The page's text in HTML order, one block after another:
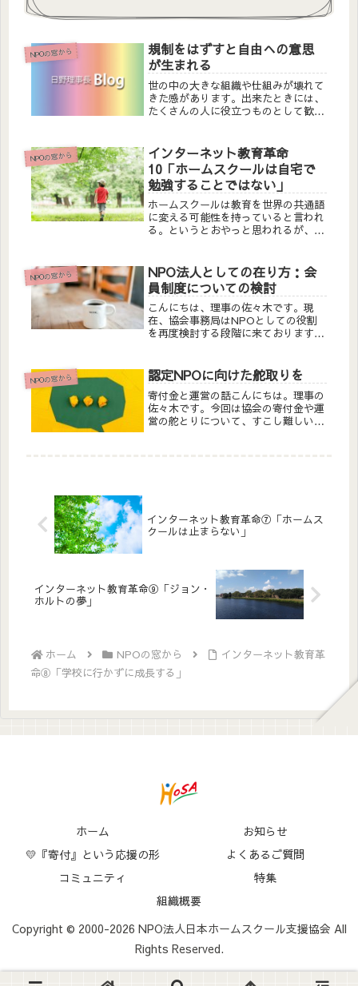
NPOの窓から
規制をはずすと自由への意思
が生まれる
世の中の大きな組織や仕組みが壊れて
きた感があります。出来たときには、
たくさんの人に役立つものとして歓迎
仕組みを維持することが目的となって
しまい、世の中に役に立っているのか
い...
NPOの窓から
インターネット教育革命
10「ホームスクールは自宅で
勉強することではない」
ホームスクールは教育を世界の共通語
に変える可能性を持っていると言われ
る。というとおやっと思われるが、教
上で話し合われる可能性があるという
ことなのである。つまり、国を超えて
ホ...
NPOの窓から
NPO法人としての在り方：会
員制度についての検討
こんにちは、理事の佐々木です。現
在、協会事務局はNPOとしての役割
を再度検討する段階に来ております。
向けた準備なんです。「なぜ急に？」
と思われる方もいらっしゃるかもしれ
ませ...
NPOの窓から 認定NPOに向けた舵取りを
寄付金と運営の話こんにちは。理事の
佐々木です。今回は協会の寄付金や運
営の舵とりについて、すこし難しい
インターネット教育革命⑦「ホームス
クールは止まらない」
インターネット教育革命⑨「ジョン・
ホルトの夢」
ホーム NPOの窓から
インターネット教育革
命⑧「学校に行かずに成長する」
ホーム
お知らせ
💛『寄付』という応援の形
よくあるご質問
コミュニティ
特集
組織概要
Copyright © 2000-2026 NPO法人日本ホームスクール支援協会 All
Rights Reserved.